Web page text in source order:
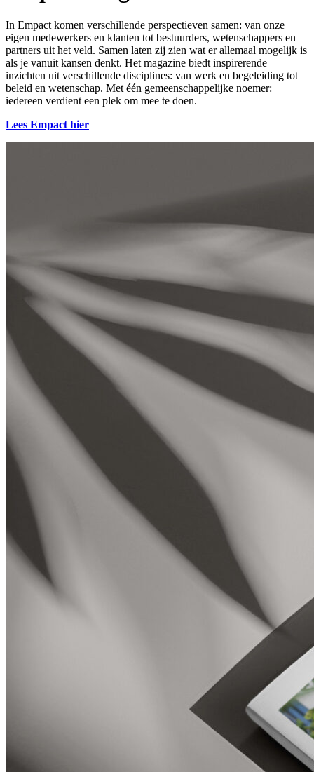
In Empact komen verschillende perspectieven samen: van onze
eigen medewerkers en klanten tot bestuurders, wetenschappers en
partners uit het veld. Samen laten zij zien wat er allemaal mogelijk is
als je vanuit kansen denkt. Het magazine biedt inspirerende
inzichten uit verschillende disciplines: van werk en begeleiding tot
beleid en wetenschap. Met één gemeenschappelijke noemer:
iedereen verdient een plek om mee te doen.
Lees Empact hier